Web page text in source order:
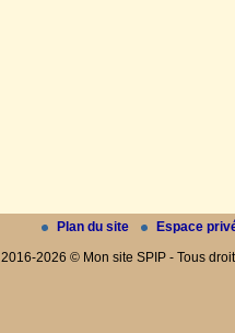
Plan du site
Espace
2016-2026 © Mon site SPIP - Tous